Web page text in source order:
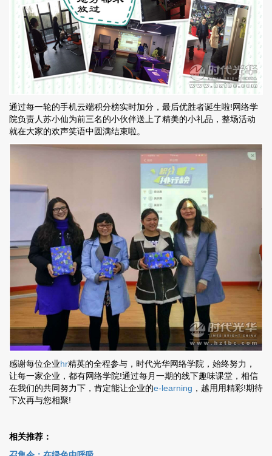
通过每一轮的手机云端积分榜实时加分，最后优胜者诞生啦!网络学
院负责人苏小仙为前三名的小伙伴送上了精美的小礼品，整场活动
就在大家的欢声笑语中圆满结束啦。
感谢每位企业hr精英的全程参与，时代光华网络学院，始终努力，
让每一家企业，都有网络学院!通过每月一期的线下趣味课堂，相信
在我们的共同努力下，肯定能让企业的e-learning ，越用用精彩!期待
下次再与您相聚!
相关推荐：